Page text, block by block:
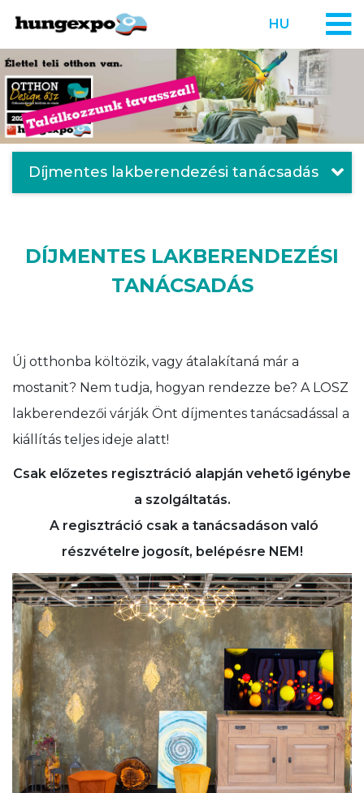
HU
Díjmentes lakberendezési tanácsadás
DÍJMENTES LAKBERENDEZÉSI
TANÁCSADÁS
Új otthonba költözik, vagy átalakítaná már a
mostanit? Nem tudja, hogyan rendezze be? A LOSZ
lakberendezői várják Önt díjmentes tanácsadással a
kiállítás teljes ideje alatt!
Csak előzetes regisztráció alapján vehető igénybe
a szolgáltatás.
A regisztráció csak a tanácsadáson való
részvételre jogosít, belépésre NEM!